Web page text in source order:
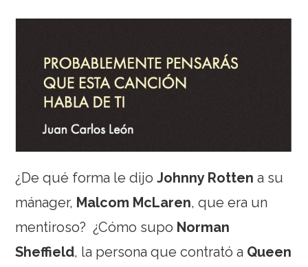
¿De qué forma le dijoJohnny Rotten a su
mánager, Malcom McLaren, que era un
mentiroso? ¿Cómo supo Norman
Sheffield, la persona que contrató a Queen